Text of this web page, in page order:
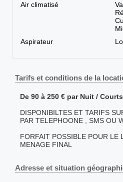
Air climatisé
Aspirateur
Tarifs et conditions de la
De 90 à 250 € par Nuit /
DISPONIBILTES ET TARIFS
PAR TELEPHOONE , SMS OU
FORFAIT POSSIBLE POUR LE
MENAGE FINAL
Adresse et situation